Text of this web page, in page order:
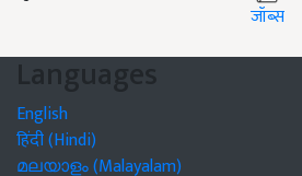
जॉब्स
Languages
English
हिंदी (Hindi)
മലയാളം (Malayalam)